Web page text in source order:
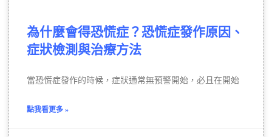
為什麼會得恐慌症？恐慌症發作原因、
症狀檢測與治療方法
當恐慌症發作的時候，症狀通常無預警開始，必且在開始
點我看更多 »